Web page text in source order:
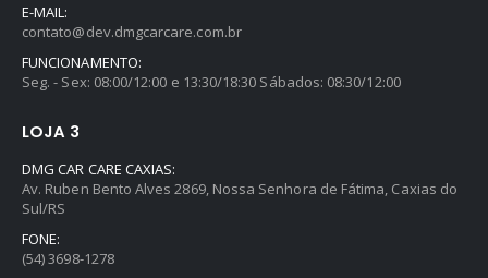
E-MAIL:
contato@dev.dmgcarcare.com.br
FUNCIONAMENTO:
Seg. - Sex: 08:00/12:00 e 13:30/18:30 Sábados: 08:30/12:00
LOJA 3
DMG CAR CARE CAXIAS:
Av. Ruben Bento Alves 2869, Nossa Senhora de Fátima, Caxias do
Sul/RS
FONE:
(54) 3698-1278